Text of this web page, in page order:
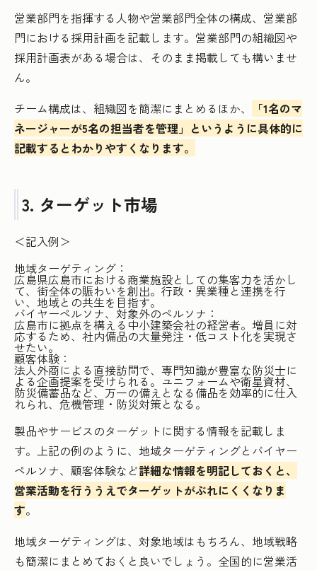
営業部門を指揮する人物や営業部門全体の構成、営業部
門における採用計画を記載します。営業部門の組織図や
採用計画表がある場合は、そのまま掲載しても構いませ
ん。
チーム構成は、組織図を簡潔にまとめるほか、
「1名のマ
ネージャーが5名の担当者を管理」というように具体的に
記載するとわかりやすくなります。
3. ターゲット市場
＜記入例＞
地域ターゲティング：
広島県広島市における商業施設としての集客力を活かし
て、街全体の賑わいを創出。行政・異業種と連携を行
い、地域との共生を目指す。
バイヤーペルソナ、対象外のペルソナ：
広島市に拠点を構える中小建築会社の経営者。増員に対
応するため、社内備品の大量発注・低コスト化を実現さ
せたい。
顧客体験：
法人外商による直接訪問で、専門知識が豊富な防災士に
よる企画提案を受けられる。ユニフォームや衛星資材、
防災備蓄品など、万一の備えとなる備品を効率的に仕入
れられ、危機管理・防災対策となる。
製品やサービスのターゲットに関する情報を記載しま
す。上記の例のように、地域ターゲティングとバイヤー
ペルソナ、顧客体験など詳細な情報を明記しておくと、
営業活動を行ううえでターゲットがぶれにくくなりま
す。
地域ターゲティングは、対象地域はもちろん、地域戦略
も簡潔にまとめておくと良いでしょう。全国的に営業活